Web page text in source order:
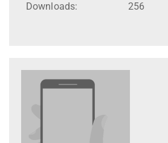
Downloads: 256